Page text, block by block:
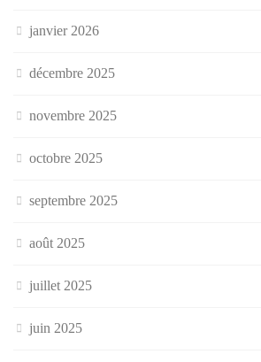
janvier 2026
décembre 2025
novembre 2025
octobre 2025
septembre 2025
août 2025
juillet 2025
juin 2025